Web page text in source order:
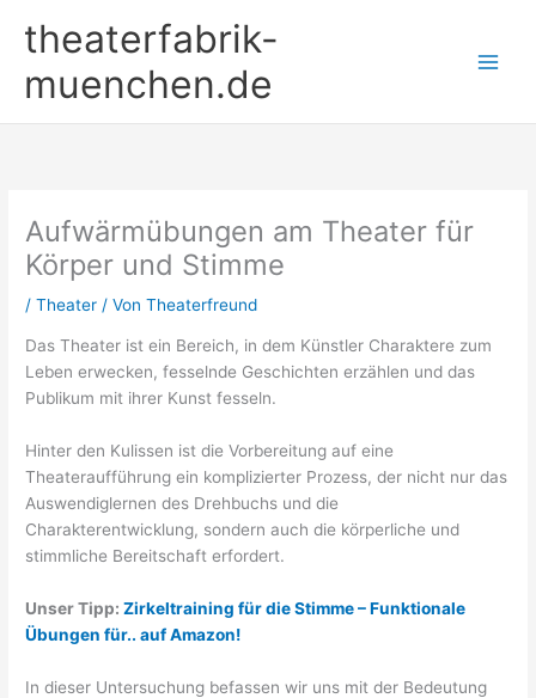
Inhalttheaterfabrik-
muenchen.de
Aufwärmübungen am Theater für
Körper und Stimme
/Theater / VonTheaterfreund
Das Theater ist ein Bereich, in dem Künstler Charaktere zum
Leben erwecken, fesselnde Geschichten erzählen und das
Publikum mit ihrer Kunst fesseln.
Hinter den Kulissen ist die Vorbereitung auf eine
Theateraufführung ein komplizierter Prozess, der nicht nur das
Auswendiglernen des Drehbuchs und die
Charakterentwicklung, sondern auch die körperliche und
stimmliche Bereitschaft erfordert.
Unser Tipp:Zirkeltraining für die Stimme – Funktionale
Übungen für.. auf Amazon!
In dieser Untersuchung befassen wir uns mit der Bedeutung